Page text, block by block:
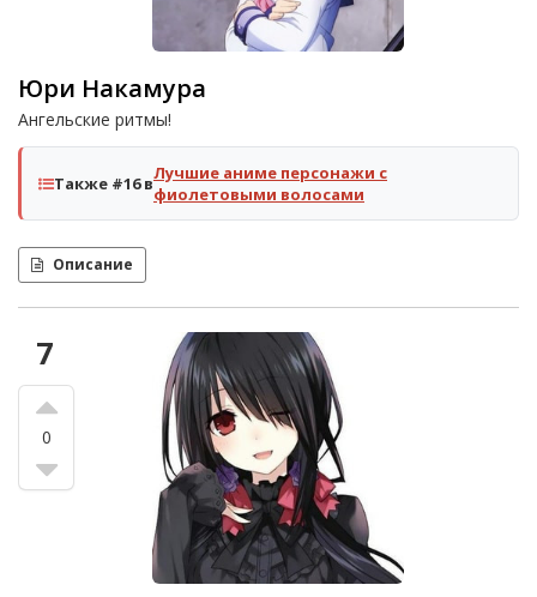
Юри Накамура
Ангельские ритмы!
Также #16 вЛучшие аниме персонажи с
фиолетовыми волосами
Описание
7
0